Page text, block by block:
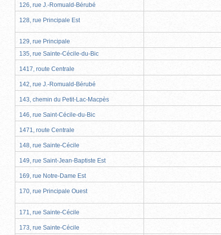
126, rue J.-Romuald-Bérubé
128, rue Principale Est
129, rue Principale
135, rue Sainte-Cécile-du-Bic
1417, route Centrale
142, rue J.-Romuald-Bérubé
143, chemin du Petit-Lac-Macpès
146, rue Saint-Cécile-du-Bic
1471, route Centrale
148, rue Sainte-Cécile
149, rue Saint-Jean-Baptiste Est
169, rue Notre-Dame Est
170, rue Principale Ouest
171, rue Sainte-Cécile
173, rue Sainte-Cécile